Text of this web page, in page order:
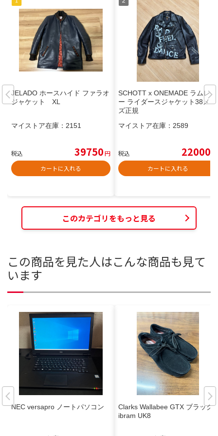
JELADO ホースハイド ファラオ
ジャケット XL
マイストア在庫： 2151
税込 39750円
カートに入れる
SCHOTT x ONEMADE ラムレザ
ー ライダースジャケット38メン
ズ正規
マイストア在庫： 2589
税込 22000
カートに入れる
このカテゴリをもっと見る
この商品を見た人はこんな商品も見て
います
NEC versapro ノートパソコン
Clarks Wallabee GTX ブラックV
ibram UK8